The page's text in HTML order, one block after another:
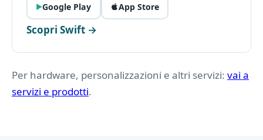
Google Play App Store
Scopri Swift →
Per hardware, personalizzazioni e altri servizi: vai a
servizi e prodotti.